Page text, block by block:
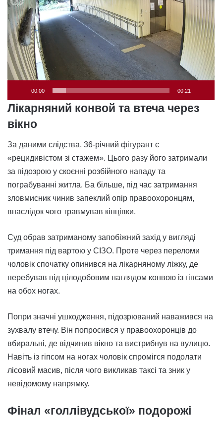
00:00 00:21
Лікарняний конвой та втеча через
вікно
За даними слідства, 36-річний фігурант є
«рецидивістом зі стажем». Цього разу його затримали
за підозрою у скоєнні розбійного нападу та
пограбуванні житла. Ба більше, під час затримання
зловмисник чинив запеклий опір правоохоронцям,
внаслідок чого травмував кінцівки.
Суд обрав затриманому запобіжний захід у вигляді
тримання під вартою у СІЗО. Проте через переломи
чоловік спочатку опинився на лікарняному ліжку, де
перебував під цілодобовим наглядом конвою із гіпсами
на обох ногах.
Попри значні ушкодження, підозрюваний наважився на
зухвалу втечу. Він попросився у правоохоронців до
вбиральні, де відчинив вікно та вистрибнув на вулицю.
Навіть із гіпсом на ногах чоловік спромігся подолати
лісовий масив, після чого викликав таксі та зник у
невідомому напрямку.
Фінал «голлівудської» подорожі